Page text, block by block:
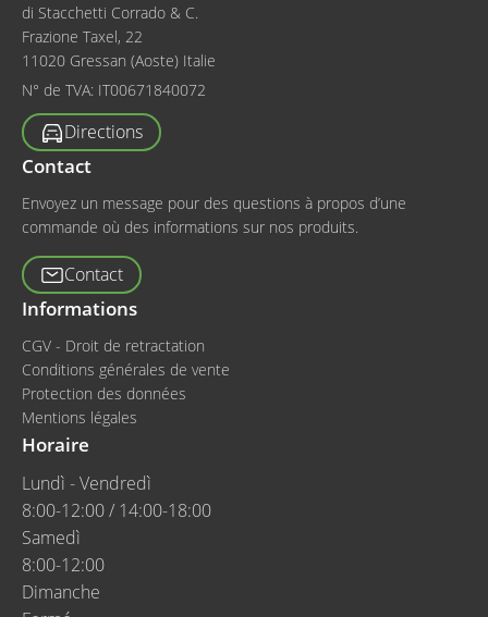
di Stacchetti Corrado & C.
Frazione Taxel, 22
11020 Gressan (Aoste) Italie
N° de TVA: IT00671840072
Directions
Contact
Envoyez un message pour des questions à propos d’une
commande où des informations sur nos produits.
Contact
Informations
CGV - Droit de retractation
Conditions générales de vente
Protection des données
Mentions légales
Horaire
Lundì - Vendredì
8:00-12:00 / 14:00-18:00
Samedì
8:00-12:00
Dimanche